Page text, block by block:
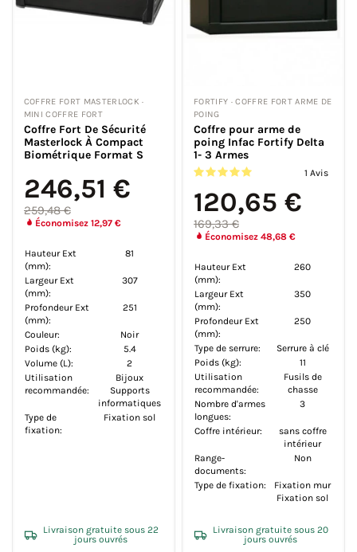
COFFRE FORT MASTERLOCK ·
MINI COFFRE FORT
Coffre Fort De Sécurité
Masterlock À Compact
Biométrique Format S
246,51 €
259,48 €
Économisez 12,97 €
Hauteur Ext
(mm):
81
Largeur Ext
(mm):
307
Profondeur Ext
(mm):
251
Couleur:
Noir
Poids (kg):
5.4
Volume (L):
2
Utilisation
recommandée:
Bijoux
Supports
informatiques
Type de
fixation:
Fixation sol
Livraison gratuite sous 22
jours ouvrés
FORTIFY · COFFRE FORT ARME DE
POING
Coffre pour arme de
poing Infac Fortify Delta
1- 3 Armes
1 Avis
120,65 €
169,33 €
Économisez 48,68 €
Hauteur Ext
(mm):
260
Largeur Ext
(mm):
350
Profondeur Ext
(mm):
250
Type de serrure:
Serrure à clé
Poids (kg):
11
Utilisation
recommandée:
Fusils de
chasse
Nombre d'armes
longues:
3
Coffre intérieur:
sans coffre
intérieur
Range-
documents:
Non
Type de fixation:
Fixation mur
Fixation sol
Livraison gratuite sous 20
jours ouvrés